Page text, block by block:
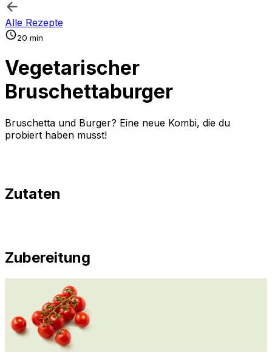
Alle Rezepte
20 min
Vegetarischer
Bruschettaburger
Bruschetta und Burger? Eine neue Kombi, die du
probiert haben musst!
Zutaten
Zubereitung